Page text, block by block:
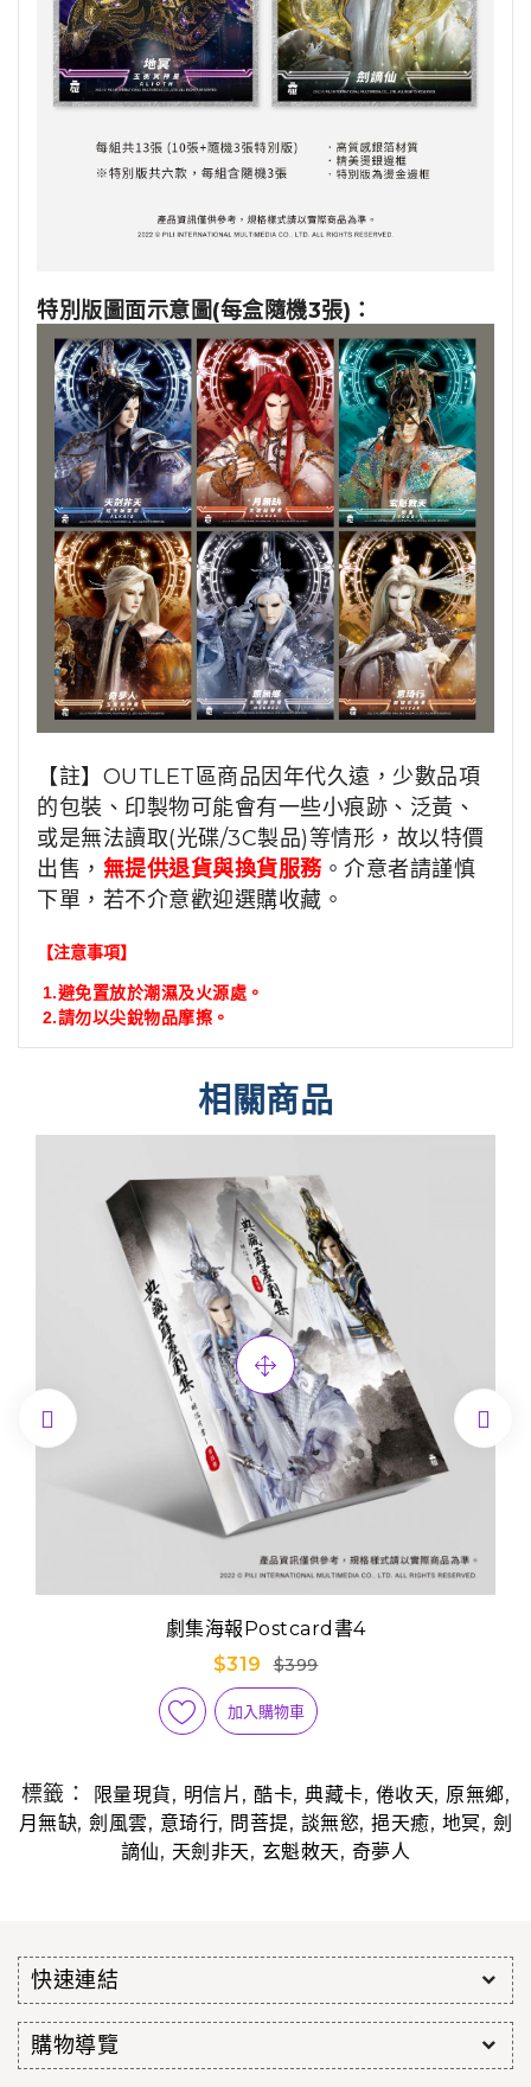
特別版圖面示意圖(每盒隨機3張) ：
【註】OUTLET區商品因年代久遠，少數品項
的包裝、印製物可能會有一些小痕跡、泛黃、
或是無法讀取(光碟/3C製品)等情形，故以特價
出售， 無提供退貨與換貨服務。介意者請謹慎
下單，若不介意歡迎選購收藏。
【注意事項】
1.避免置放於潮濕及火源處。
2.請勿以尖銳物品摩擦。
相關商品
劇集海報Postcard書4
$319
$399
加入購物車
 
標籤： 限量現貨, 明信片 ,酷卡,典藏卡, 倦收天, 原無鄉,
月無缺,劍風雲, 意琦行, 問菩提, 談無慾,挹天癒, 地冥, 劍
謫仙, 天劍非天, 玄魁敇天, 奇夢人
快速連結
購物導覽